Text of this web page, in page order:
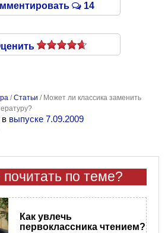
14
/Статьи / Может ли классика заменить
в выпуске 7.09.2009
по теме?
Как увлечь
первоклассника чтением?